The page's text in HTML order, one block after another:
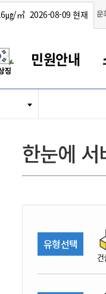
㎍/㎥ 2026-08-09 현재 문
민원안내
민원수수료
종합민원창구
시험/채용
보도자료
통합돌봄
주민복지
장애인복지
상품권 공지사항
상품권 Q&A
비공개대상정보
불복구제절차
계약정보공개
전북특별자치도 용어 Q&A
홍보영상 게시판
한눈에 서
유형선택